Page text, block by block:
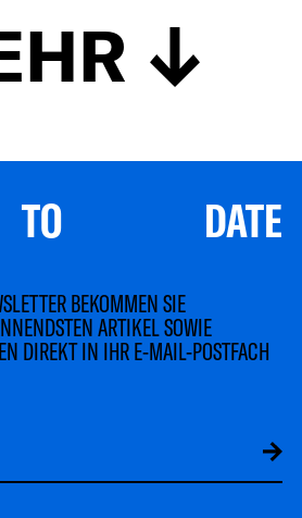
DATE
BEKOMMEN SIE
ARTIKEL SOWIE
DIREKT IN IHR E-MAIL-POSTFACH